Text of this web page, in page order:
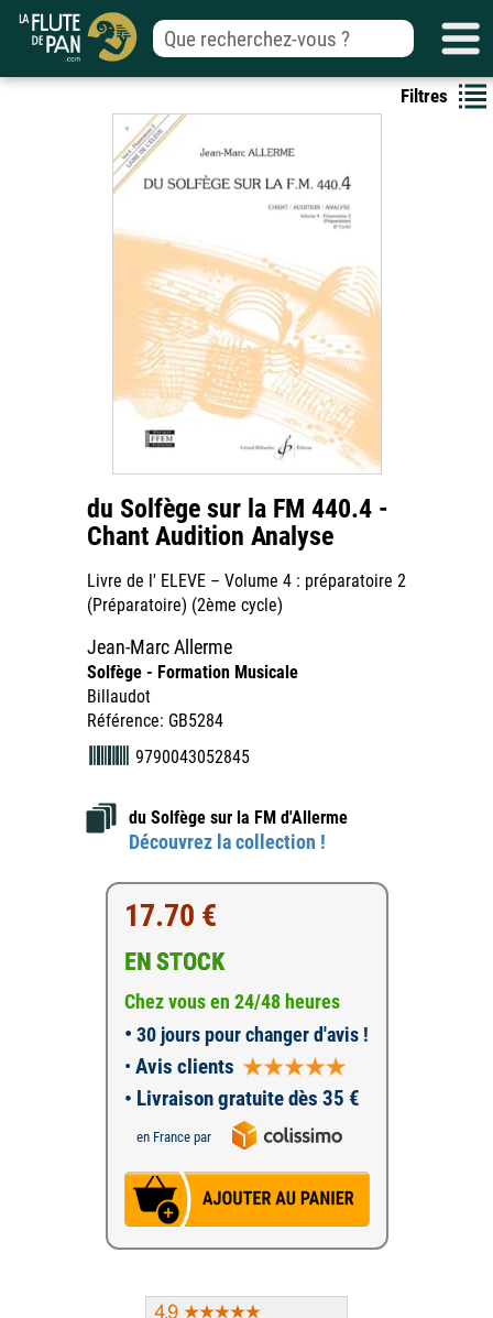
Filtres
du Solfège sur la FM 440.4 -
Chant Audition Analyse
Livre de l' ELEVE – Volume 4 : préparatoire 2
(Préparatoire) (2ème cycle)
Jean-Marc Allerme
Solfège - Formation Musicale
Billaudot
Référence: GB5284
9790043052845
du Solfège sur la FM d'Allerme
Découvrez la collection !
17.70 €
EN STOCK
Chez vous en 24/48 heures
• 30 jours pour changer d'avis !
• Avis clients
• Livraison gratuite dès 35 €
en France par